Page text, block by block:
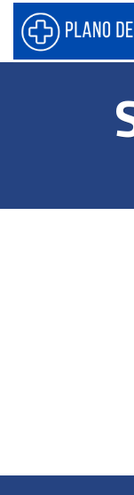
content